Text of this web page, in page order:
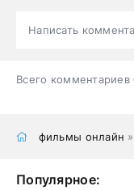
Написать
Всего комментариев
фильмы онлайн
Популярное: